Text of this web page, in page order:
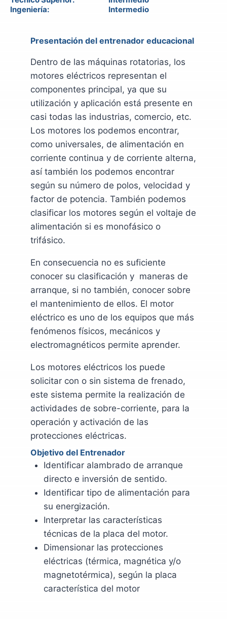
Ingeniería:
Intermedio
Presentación del entrenador educacional
Dentro de las máquinas rotatorias, los
motores eléctricos representan el
componentes principal, ya que su
utilización y aplicación está presente en
casi todas las industrias, comercio, etc.
Los motores los podemos encontrar,
como universales, de alimentación en
corriente continua y de corriente alterna,
así también los podemos encontrar
según su número de polos, velocidad y
factor de potencia. También podemos
clasificar los motores según el voltaje de
alimentación si es monofásico o
trifásico.
En consecuencia no es suficiente
conocer su clasificación y maneras de
arranque, si no también, conocer sobre
el mantenimiento de ellos. El motor
eléctrico es uno de los equipos que más
fenómenos físicos, mecánicos y
electromagnéticos permite aprender.
Los motores eléctricos los puede
solicitar con o sin sistema de frenado,
este sistema permite la realización de
actividades de sobre-corriente, para la
operación y activación de las
protecciones eléctricas.
Objetivo del Entrenador
Identificar alambrado de arranque
directo e inversión de sentido.
Identificar tipo de alimentación para
su energización.
Interpretar las características
técnicas de la placa del motor.
Dimensionar las protecciones
eléctricas (térmica, magnética y/o
magnetotérmica), según la placa
característica del motor